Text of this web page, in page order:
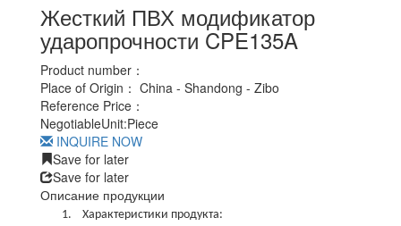
Жесткий ПВХ модификатор
ударопрочности CPE135A
Product number：
Place of Origin： China - Shandong - Zibo
Reference Price：
NegotiableUnit:Piece
INQUIRE NOW
Save for later
Save for later
Описание продукции
1. Характеристики продукта: